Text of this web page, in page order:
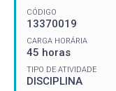
CÓDIGO
13370019
CARGA HORÁRIA
45 horas
TIPO DE ATIVIDADE
DISCIPLINA